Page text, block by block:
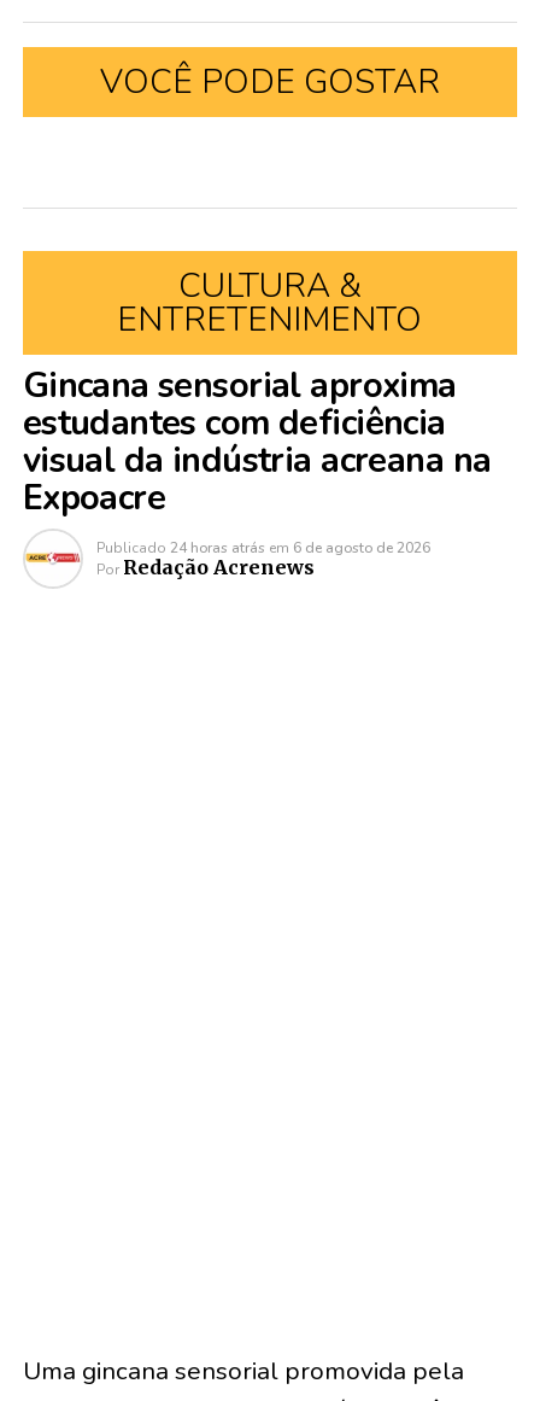
VOCÊ PODE GOSTAR
CULTURA &
ENTRETENIMENTO
Gincana sensorial aproxima
estudantes com deficiência
visual da indústria acreana na
Expoacre
Publicado 24 horas atrás em 6 de agosto de 2026
Por Redação Acrenews
Uma gincana sensorial promovida pela